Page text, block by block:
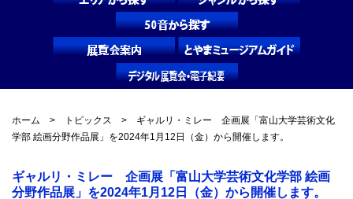
ホーム > トピックス > ギャルリ・ミレー 企画展「富山大学芸術文化
学部 絵画分野作品展」を2024年1月12日（金）から開催します。
ギャルリ・ミレー 企画展「富山大学芸術文化学部 絵画
分野作品展」を2024年1月12日（金）から開催します。